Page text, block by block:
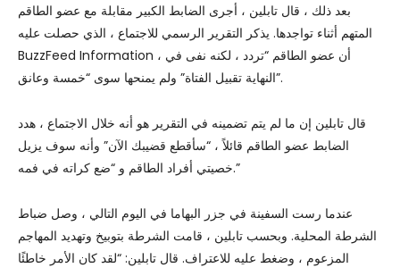
بعد ذلك ، قال تابلين ، أجرى الضابط الكبير مقابلة مع عضو الطاقم
المتهم أثناء تواجدها. يذكر التقرير الرسمي للاجتماع ، الذي حصلت عليه
BuzzFeed Information ، أن عضو الطاقم “تردد ، لكنه نفى في
النهاية تقبيل الفتاة” ولم يمنحها سوى “خمسة وعانق”.
قال تابلين إن ما لم يتم تضمينه في التقرير هو أنه خلال الاجتماع ، هدد
الضابط عضو الطاقم قائلاً ، “سأقطع قضيبك الآن” وأنه سوف يزيل
خصيتي أفراد الطاقم و “ضع كراته في فمه.”
عندما رست السفينة في جزر البهاما في اليوم التالي ، وصل ضباط
الشرطة المحلية. وبحسب تابلين ، قامت الشرطة بتوبيخ وتهديد المهاجم
المزعوم ، وضغط عليه للاعتراف. قال تابلين: “لقد كان الأمر خاطئًا